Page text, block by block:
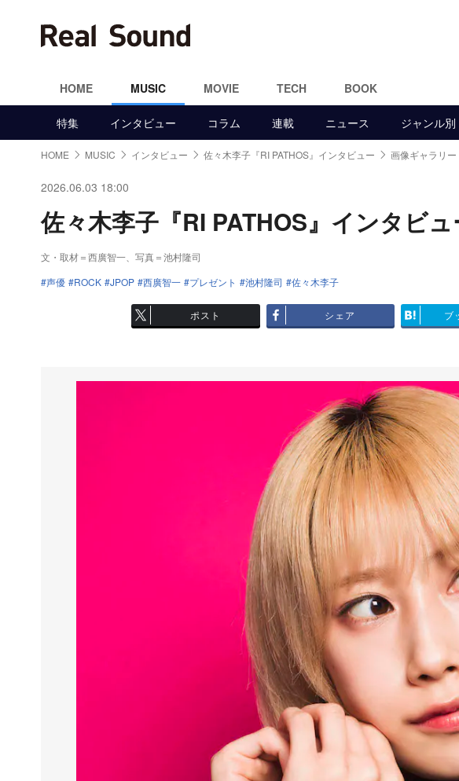
HOME MUSIC MOVIE TECH BOOK
特集 インタビュー コラム 連載 ニュース ジャンル別
HOME MUSIC インタビュー 佐々木李子『RI PATHOS』インタビュー 画像ギャラリー
2026.06.03 18:00
佐々木李子『RI PATHOS』インタビ
文・取材＝西廣智一、写真＝池村隆司
声優
ROCK JPOP 西廣智一 プレゼント 池村隆司 佐々木李子
ポスト シェア ブ